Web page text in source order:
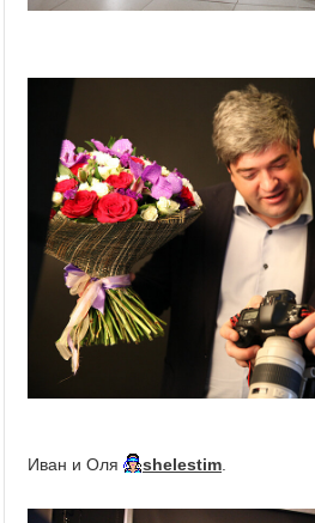
Иван и Оля shelestim